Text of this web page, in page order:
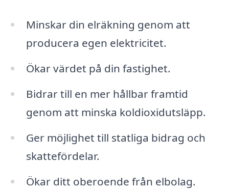
Minskar din elräkning genom att
producera egen elektricitet.
Ökar värdet på din fastighet.
Bidrar till en mer hållbar framtid
genom att minska koldioxidutsläpp.
Ger möjlighet till statliga bidrag och
skattefördelar.
Ökar ditt oberoende från elbolag.